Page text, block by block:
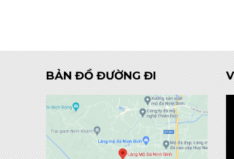
BẢN ĐỒ ĐƯỜNG ĐI